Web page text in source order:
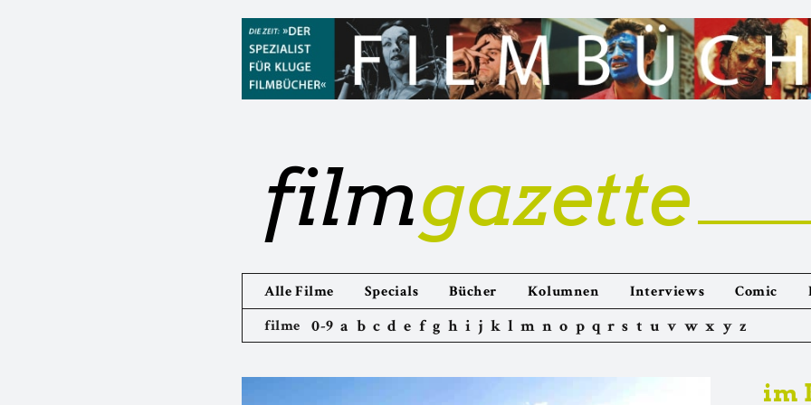
filmgazette
Alle Filme Specials Bücher Kolumnen Interviews Comic
filme 0-9 a b c d e f g h i j k l m n o p q r s t u v w x y z
im